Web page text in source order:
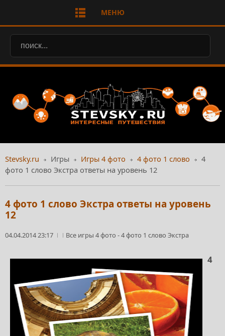
МЕНЮ
Stevsky.ru Игры Игры 4 фото 4 фото 1 слово
4
фото 1 слово Экстра ответы на уровень 12
4 фото 1 слово Экстра ответы на уровень
12
04.04.2014 23:17 Все игры 4 фото -4 фото 1 слово Экстра
4